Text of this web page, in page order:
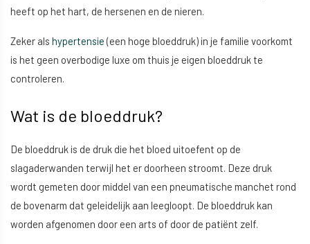
heeft op het hart, de hersenen en de nieren.
Zeker als hypertensie (een hoge bloeddruk) in je familie voorkomt
is het geen overbodige luxe om thuis je eigen bloeddruk te
controleren.
Wat is de bloeddruk?
De bloeddruk is de druk die het bloed uitoefent op de
slagaderwanden terwijl het er doorheen stroomt. Deze druk
wordt gemeten door middel van een pneumatische manchet rond
de bovenarm dat geleidelijk aan leegloopt. De bloeddruk kan
worden afgenomen door een arts of door de patiënt zelf.